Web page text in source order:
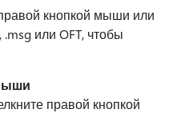
кнопкой мыши или
или OFT, чтобы
правой кнопкой